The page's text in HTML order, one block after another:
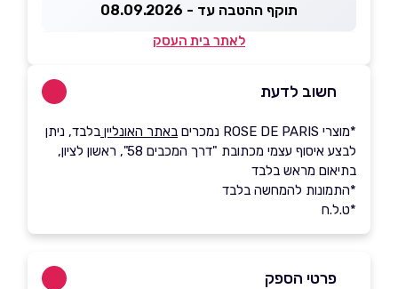
תוקף ההטבה עד - 08.09.2026
לאתר בית העסק
חשוב לדעת
*מוצרי ROSE DE PARIS נמכרים באתר האונליין בלבד, ניתן
לבצע איסוף עצמי מכתובת "דרך המכבים 58", ראשון לציון,
בתיאום מראש בלבד
*התמונות להמחשה בלבד
*ט.ל.ח
פרטי הספק